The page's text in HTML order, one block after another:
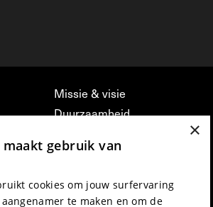
Missie & visie
Duurzaamheid
vrijwilligerswerk bij FFG
Privacy & Disclaimer
×
gebruik van
cookies om jouw surfervaring
te maken en om de